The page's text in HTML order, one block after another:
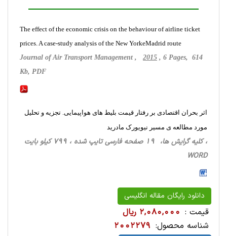
The effect of the economic crisis on the behaviour of airline ticket
prices. A case-study analysis of the New YorkeMadrid route
Journal of Air Transport Management , 2015 , 6 Pages, 614
Kb, PDF
اثر بحران اقتصادی بر رفتار قیمت بلیط های هواپیمایی. تجزیه و تحلیل
مورد مطالعه ی مسیر نیویورک مادرید
، کلیه گرایش ها، 19 صفحه فارسی تایپ شده ، 799 کیلو بایت
WORD
دانلود رایگان مقاله انگلیسی
قیمت : 2,080,000 ریال
شناسه محصول: 2002279